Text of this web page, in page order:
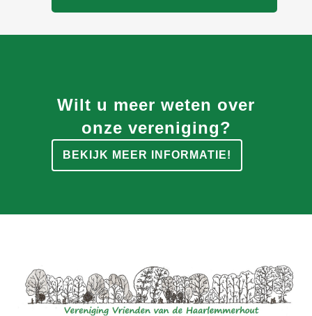
Wilt u meer weten over
onze vereniging?
BEKIJK MEER INFORMATIE!